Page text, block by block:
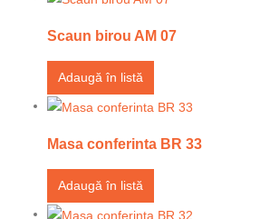
Scaun birou AM 07
Adaugă în listă
Masa conferinta BR 33
Adaugă în listă